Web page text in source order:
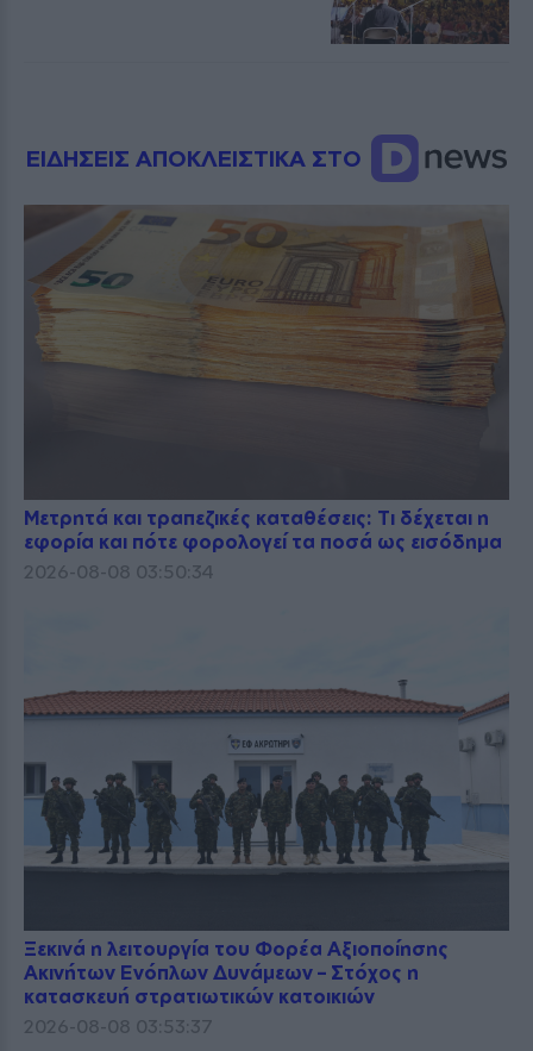
ΕΙΔΗΣΕΙΣ ΑΠΟΚΛΕΙΣΤΙΚΑ ΣΤΟ
Μετρητά και τραπεζικές καταθέσεις: Τι δέχεται η
εφορία και πότε φορολογεί τα ποσά ως εισόδημα
2026-08-08 03:50:34
Ξεκινά η λειτουργία του Φορέα Αξιοποίησης
Ακινήτων Ενόπλων Δυνάμεων – Στόχος η
κατασκευή στρατιωτικών κατοικιών
2026-08-08 03:53:37